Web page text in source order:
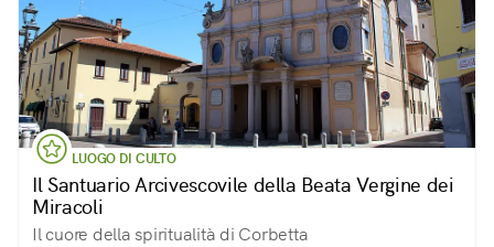
LUOGO DI CULTO
Il Santuario Arcivescovile della Beata Vergine dei
Miracoli
Il cuore della spiritualità di Corbetta